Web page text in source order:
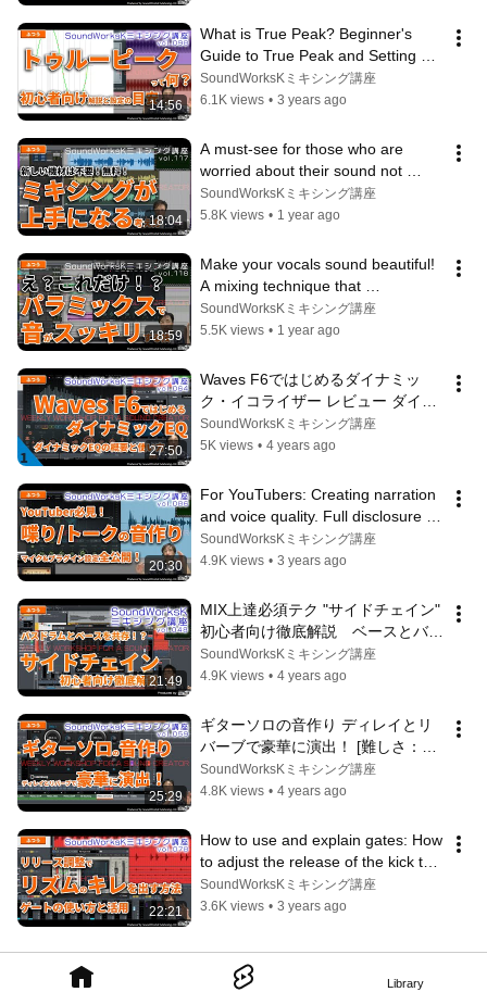
Library
14:56
What is True Peak? Beginner's
Guide to True Peak and Setting
Guidelines [Difficulty: Easy
vol.098...
SoundWorksKミキシング講座
6.1K views • 3 years ago
18:04
A must-see for those who are
worried about their sound not
sounding professional: Tips for
improv...
SoundWorksKミキシング講座
5.8K views • 1 year ago
18:59
Make your vocals sound beautiful!
A mixing technique that
dramatically clears up your sound
with ...
SoundWorksKミキシング講座
5.5K views • 1 year ago
27:50
Waves F6ではじめるダイナミッ
ク・イコライザー レビュー ダイナ
ミックEQの概要と使い方 [難しさ：
ふつう vol.064] Floating-Band
SoundWorksKミキシング講座
5K views • 4 years ago
20:30
For YouTubers: Creating narration
and voice quality. Full disclosure of
microphone and plug-in se...
SoundWorksKミキシング講座
4.9K views • 3 years ago
21:49
MIX上達必須テク "サイドチェイン"
初心者向け徹底解説　ベースとバス
ドラムの共存！？　[vol.048難し
さ：ふつう]　コンプレッサー脱初
SoundWorksKミキシング講座
4.9K views • 4 years ago
25:29
ギターソロの音作り ディレイとリ
バーブで豪華に演出！ [難しさ：ふ
つう vol.059]イコライザー/コンプ/
テンポディレイ/ディストーション
SoundWorksKミキシング講座
4.8K views • 4 years ago
22:21
How to use and explain gates: How
to adjust the release of the kick to
create a sharp rhythm [Dif...
SoundWorksKミキシング講座
3.6K views • 3 years ago